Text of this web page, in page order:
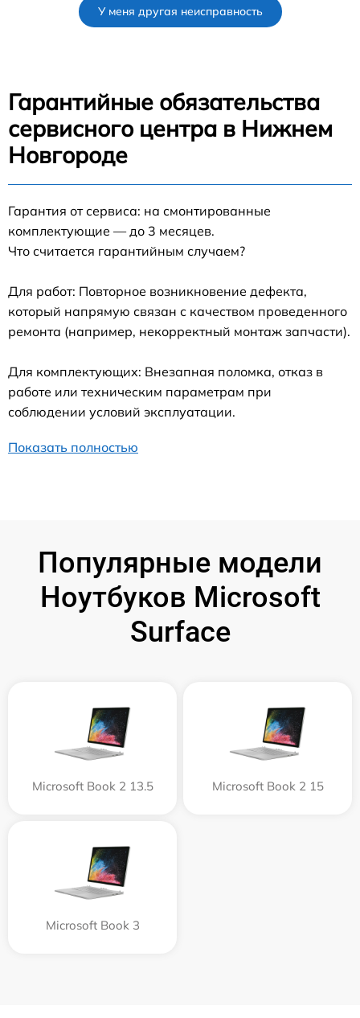
У меня другая неисправность
Гарантийные обязательства
сервисного центра в Нижнем
Новгороде
Гарантия от сервиса: на смонтированные
комплектующие — до 3 месяцев.
Что считается гарантийным случаем?
Для работ: Повторное возникновение дефекта,
который напрямую связан с качеством проведенного
ремонта (например, некорректный монтаж запчасти).
Для комплектующих: Внезапная поломка, отказ в
работе или техническим параметрам при
соблюдении условий эксплуатации.
Показать полностью
Популярные модели
Ноутбуков Microsoft
Surface
Microsoft Book 2 13.5 Microsoft Book 2 15
Microsoft Book 3